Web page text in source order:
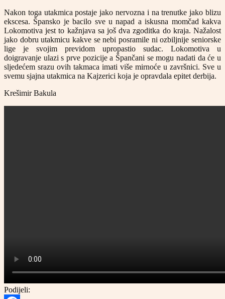
Nakon toga utakmica postaje jako nervozna i na trenutke jako blizu
ekscesa. Špansko je bacilo sve u napad a iskusna momčad kakva
Lokomotiva jest to kažnjava sa još dva zgoditka do kraja. Nažalost
jako dobru utakmicu kakve se nebi posramile ni ozbiljnije seniorske
lige je svojim previdom upropastio sudac. Lokomotiva u
doigravanje ulazi s prve pozicije a Špančani se mogu nadati da će u
sljedećem srazu ovih takmaca imati više mirnoće u završnici. Sve u
svemu sjajna utakmica na Kajzerici koja je opravdala epitet derbija.
Krešimir Bakula
Podijeli: